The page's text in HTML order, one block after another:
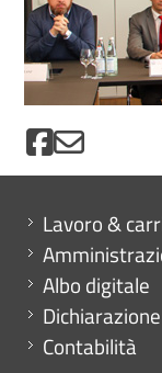
Mini menu di
Lavoro &
Albo digitale
Contabilità